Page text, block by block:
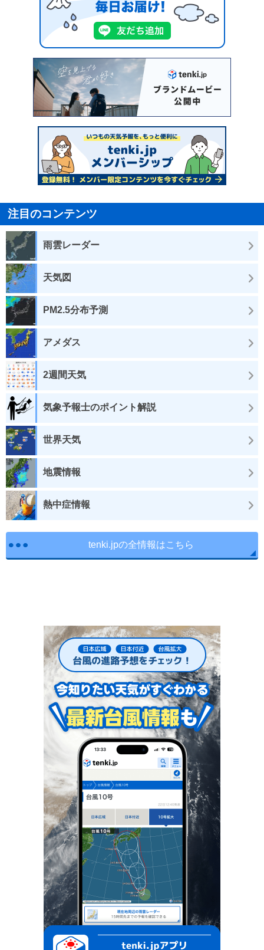
注目のコンテンツ
雨雲レーダー
天気図
PM2.5分布予測
アメダス
2週間天気
気象予報士のポイント解説
世界天気
地震情報
熱中症情報
tenki.jpの全情報はこちら